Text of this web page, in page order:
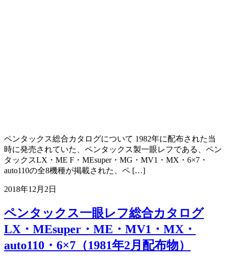
ペンタックス総合カタログについて 1982年に配布された当
時に発売されていた、ペンタックス製一眼レフである、ペン
タックスLX・ME F・MEsuper・MG・MV1・MX・6×7・
auto110の全8機種が掲載された、ペ […]
2018年12月2日
ペンタックス一眼レフ総合カタログ
LX・MEsuper・ME・MV1・MX・
auto110・6×7（1981年2月配布物）